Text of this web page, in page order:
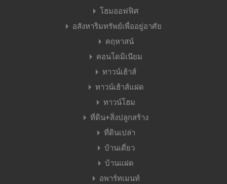
โฮมออฟฟิศ
อสังหาริมทรัพย์เพื่ออยู่อาศัย
คฤหาสน์
คอนโดมิเนียม
ทาวน์เฮ้าส์
ทาวน์เฮ้าส์แฝด
ทาวน์โฮม
ที่ดิน+สิ่งปลูกสร้าง
ที่ดินเปล่า
บ้านเดี่ยว
บ้านแฝด
อพาร์ทเมนท์